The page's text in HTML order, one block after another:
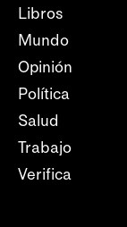
Libros
Mundo
Opinión
Política
Salud
Trabajo
Verifica